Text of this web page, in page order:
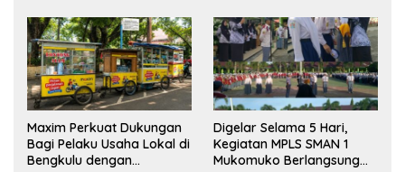
Maxim Perkuat Dukungan
Bagi Pelaku Usaha Lokal di
Bengkulu dengan
Digelar Selama 5 Hari,
Kegiatan MPLS SMAN 1
Mukomuko Berlangsung